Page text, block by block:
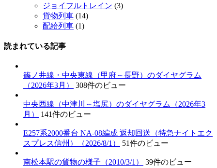
ジョイフルトレイン (3)
貨物列車 (14)
配給列車 (1)
読まれている記事
篠ノ井線・中央東線（甲府～長野）のダイヤグラム
（2026年3月）
308件のビュー
中央西線（中津川～塩尻）のダイヤグラム（2026年3
月）
141件のビュー
E257系2000番台 NA-08編成 返却回送（特急ナイトエク
スプレス信州）（2026/8/1）
51件のビュー
南松本駅の貨物の様子（2010/3/1） 39件のビュー